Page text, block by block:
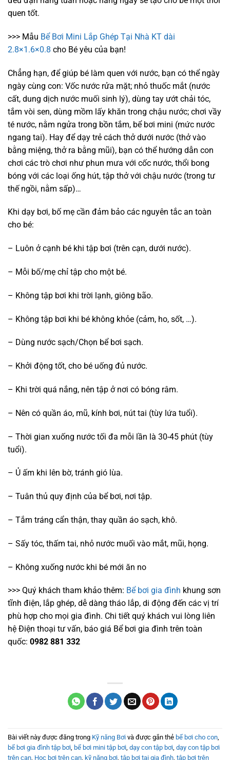
quen tốt.
>>> Mẫu Bể Bơi Mini Lắp Ghép Tại Nhà KT dài
2.8×1.6×0.8 cho Bé yêu của bạn!
Chẳng hạn, để giúp bé làm quen với nước, bạn có thể ngày
ngày cùng con: Vốc nước rửa mặt; nhỏ thuốc mắt (nước
cất, dung dịch nước muối sinh lý), dùng tay ướt chải tóc,
tắm vòi sen, dùng mồm lấy khăn trong chậu nước; chơi vầy
té nước, nằm ngửa trong bồn tắm, bể bơi mini (mức nước
ngang tai). Hay để dạy trẻ cách thở dưới nước (thở vào
bằng miệng, thở ra bằng mũi), bạn có thể hướng dẫn con
chơi các trò chơi như phun mưa với cốc nước, thổi bong
bóng với các loại ống hút, tập thở với chậu nước (trong tư
thế ngồi, nằm sấp)…
Khi dạy bơi, bố mẹ cần đảm bảo các nguyên tắc an toàn
cho bé:
– Luôn ở cạnh bé khi tập bơi (trên cạn, dưới nước).
– Mỗi bố/mẹ chỉ tập cho một bé.
– Không tập bơi khi trời lạnh, giông bão.
– Không tập bơi khi bé không khỏe (cảm, ho, sốt, …).
– Dùng nước sạch/Chọn bể bơi sạch.
– Khởi động tốt, cho bé uống đủ nước.
– Khi trời quá nắng, nên tập ở nơi có bóng râm.
– Nên có quần áo, mũ, kính bơi, nút tai (tùy lứa tuổi).
– Thời gian xuống nước tối đa mỗi lần là 30-45 phút (tùy
tuổi).
– Ủ ấm khi lên bờ, tránh gió lùa.
– Tuân thủ quy định của bể bơi, nơi tập.
– Tắm tráng cẩn thận, thay quần áo sạch, khô.
– Sấy tóc, thấm tai, nhỏ nước muối vào mắt, mũi, họng.
– Không xuống nước khi bé mới ăn no
>>> Quý khách tham khảo thêm: Bể bơi gia đình khung sơn
tĩnh điện, lắp ghép, dễ dàng tháo lắp, di động đến các vị trí
phù hợp cho mọi gia đình. Chi tiết quý khách vui lòng liên
hệ Điện thoại tư vấn, báo giá Bể bơi gia đình trên toàn
quốc: 0982 881 332
Bài viết này được đăng trong Kỹ năng Bơi và được gắn thẻ bể bơi cho con
bể bơi gia đình tập bơi bể bơi mini tập bơi dạy con tập bơi dạy con tập bơi
trên cạn Học bơi trên cạn kỹ năng bơi tập bơi tại gia đình tập bơi trên